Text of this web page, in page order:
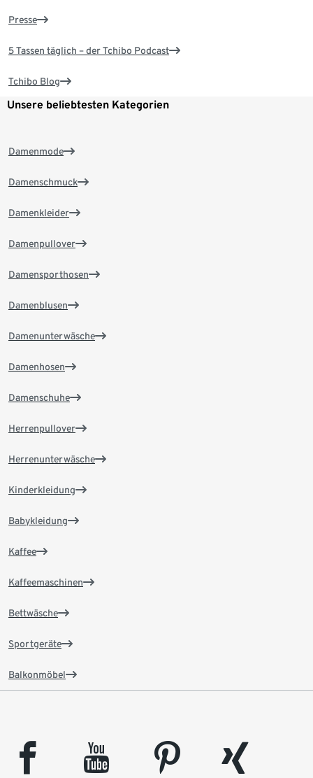
Presse
5 Tassen täglich – der Tchibo Podcast
Tchibo Blog
Unsere beliebtesten Kategorien
Damenmode
Damenschmuck
Damenkleider
Damenpullover
Damensporthosen
Damenblusen
Damenunterwäsche
Damenhosen
Damenschuhe
Herrenpullover
Herrenunterwäsche
Kinderkleidung
Babykleidung
Kaffee
Kaffeemaschinen
Bettwäsche
Sportgeräte
Balkonmöbel
facebook youtube pinterest
xing